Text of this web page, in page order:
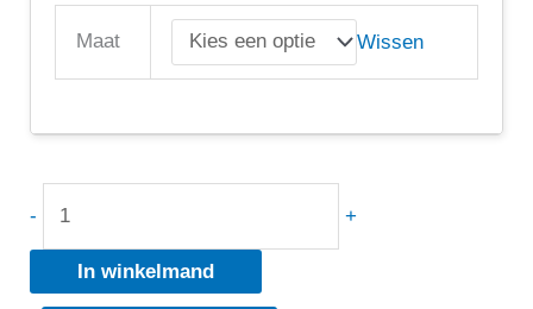
Maat Wissen
- +
In winkelmand